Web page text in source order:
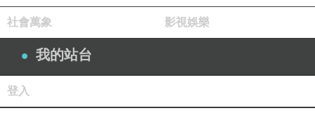
社會萬象 影視娛樂
我的站台
登入